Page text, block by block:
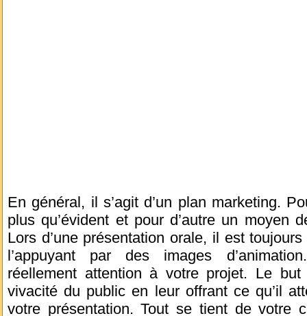
En général, il s’agit d’un plan marketing.
plus qu’évident et pour d’autre un moyen
Lors d’une présentation orale, il est
l’appuyant par des images
réellement attention à votre projet. Le
vivacité du public en leur offrant ce qu’il
votre présentation. Tout se tient de votre